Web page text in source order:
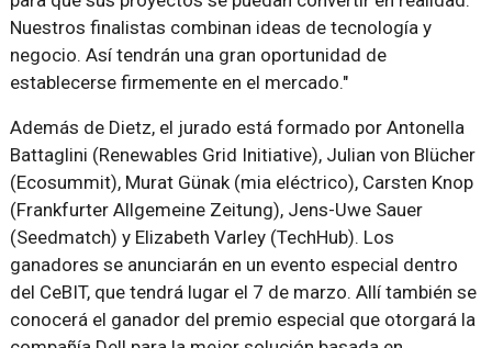
Nuestros finalistas combinan ideas de tecnología y
negocio. Así tendrán una gran oportunidad de
establecerse firmemente en el mercado."
Además de Dietz, el jurado está formado por Antonella
Battaglini (Renewables Grid Initiative), Julian von Blücher
(Ecosummit), Murat Günak (mia eléctrico), Carsten Knop
(Frankfurter Allgemeine Zeitung), Jens-Uwe Sauer
(Seedmatch) y Elizabeth Varley (TechHub). Los
ganadores se anunciarán en un evento especial dentro
del CeBIT, que tendrá lugar el 7 de marzo. Allí también se
conocerá el ganador del premio especial que otorgará la